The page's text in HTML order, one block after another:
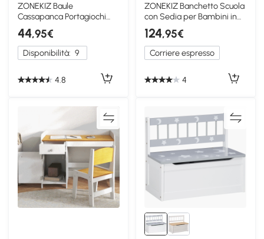
ZONEKIZ Baule
Cassapanca Portagiochi
per Bambini in MDF Rosa
44,95€
Disponibilità: 9
4.8
ZONEKIZ Banchetto Scuola
con Sedia per Bambini in
Legno Rosa
124,95€
Corriere espresso
4